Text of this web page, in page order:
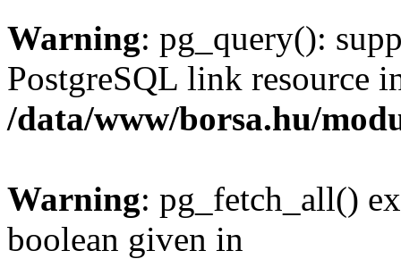
Warning: pg_query():
PostgreSQL link resource
/data/www/borsa.hu/
Warning: pg_fetch_all()
boolean given in